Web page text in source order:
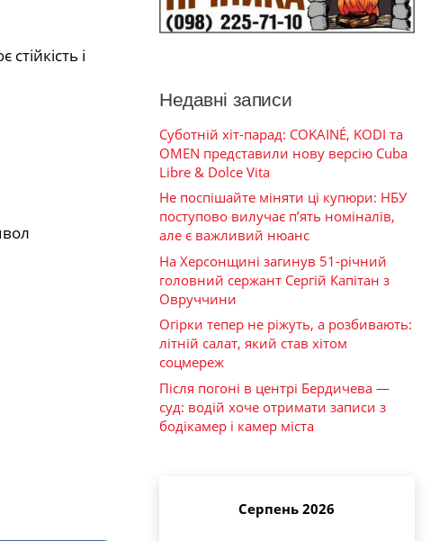
і
Недавні записи
Суботній хіт-парад: COKAINÉ, KODI та
OMEN представили нову версію Cuba
Libre & Dolce Vita
Не поспішайте міняти ці купюри: НБУ
поступово вилучає п’ять номіналів,
але є важливий нюанс
На Херсонщині загинув 51-річний
головний сержант Сергій Капітан з
Овруччини
Огірки тепер не ріжуть, а розбивають:
літній салат, який став хітом
соцмереж
Після погоні в центрі Бердичева —
суд: водій хоче отримати записи з
бодікамер і камер міста
Серпень 2026